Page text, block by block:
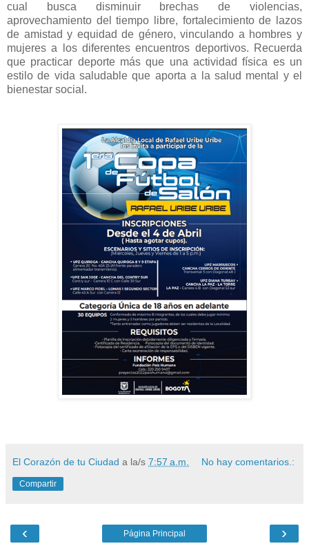
cual busca disminuir brechas de violencias,
aprovechamiento del tiempo libre, fortalecimiento de lazos
de amistad y equidad de género, vinculando a hombres y
mujeres a los diferentes encuentros deportivos. Recuerda
que practicar deporte más que una actividad física es un
estilo de vida saludable que aporta a la salud mental y el
bienestar social.
El Corazón de tu Ciudad a la/s 7:57 a.m. No hay comentarios.:
Compartir
‹ ›
Página Principal